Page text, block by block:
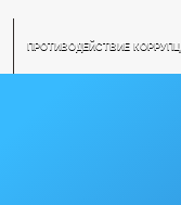
ПРОТИВОДЕЙСТВИЕ